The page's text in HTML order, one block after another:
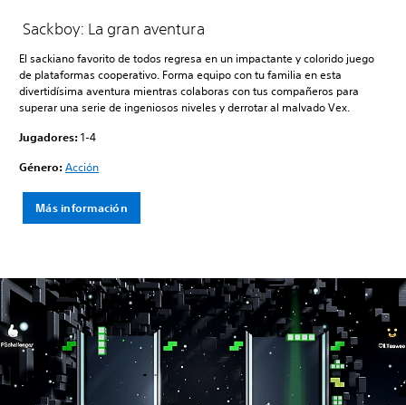
Sackboy: La gran aventura
El sackiano favorito de todos regresa en un impactante y colorido juego
de plataformas cooperativo. Forma equipo con tu familia en esta
divertidísima aventura mientras colaboras con tus compañeros para
superar una serie de ingeniosos niveles y derrotar al malvado Vex.
Jugadores:1-4
Género:Acción
Más información